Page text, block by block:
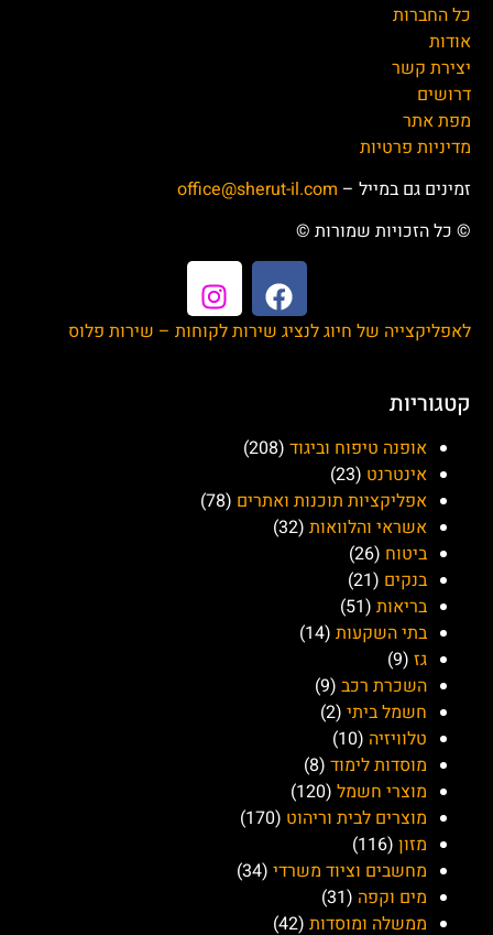
כל החברות
אודות
יצירת קשר
דרושים
מפת אתר
מדיניות פרטיות
זמינים גם במייל – office@sherut-il.com
© כל הזכויות שמורות ©
לאפליקצייה של חיוג לנציג שירות לקוחות – שירות פלוס
קטגוריות
אופנה טיפוח וביגוד(208)
אינטרנט(23)
אפליקציות תוכנות ואתרים(78)
אשראי והלוואות(32)
ביטוח(26)
בנקים(21)
בריאות(51)
בתי השקעות(14)
גז(9)
השכרת רכב(9)
חשמל ביתי(2)
טלוויזיה(10)
מוסדות לימוד(8)
מוצרי חשמל(120)
מוצרים לבית וריהוט(170)
מזון(116)
מחשבים וציוד משרדי(34)
מים וקפה(31)
ממשלה ומוסדות(42)